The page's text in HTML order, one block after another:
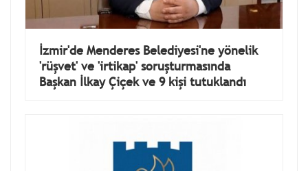
İzmir'de Menderes Belediyesi'ne yönelik
'rüşvet' ve 'irtikap' soruşturmasında
Başkan İlkay Çiçek ve 9 kişi tutuklandı